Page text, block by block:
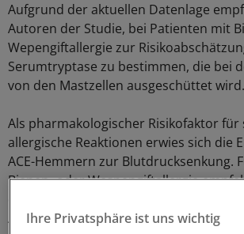
Aufgrund der aktuellen Datenlage
Autoren der Studie, bei Patienten mit
Wepengiftallergie zur
Serumtryptase zu bestimmen, die bei
von den Mastzellen ausgeschüttet wird.
Als pharmakologischer Risikofaktor für
allergische Reaktionen erwies sich die
ACE-Hemmern zur Blutdrucksenkung.
Bienen- oder Wespengiftallergie
Antihypertensivum.
Ihre Privatsphäre ist uns wichtig